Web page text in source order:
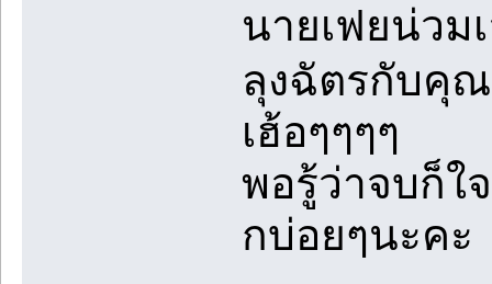
นายเฟยน่วม
ลุงฉัตรกับคุ
เฮ้อๆๆๆๆ
พอรู้ว่าจบก็ใ
กบ่อยๆนะคะ